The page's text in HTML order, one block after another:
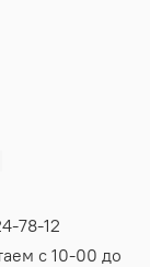
78-12
с 10-00 до